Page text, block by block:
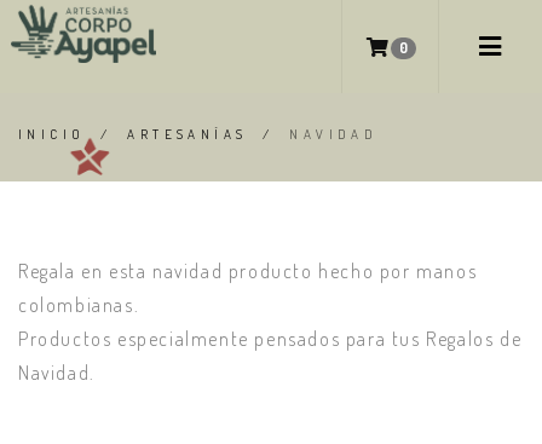
0
NAVIDAD
INICIO /ARTESANÍAS / NAVIDAD
Regala en esta navidad producto hecho por manos
colombianas.
Productos especialmente pensados para tus Regalos de
Navidad.